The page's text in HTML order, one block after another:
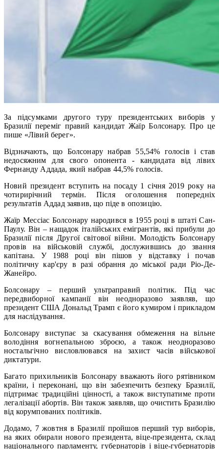
За підсумками другого туру президентських виборів у
Бразилії переміг правий кандидат Жаїр Болсонару. Про це
пише «Лівий берег».
Відзначають, що Болсонару набрав 55,54% голосів і став
недосяжним для свого опонента - кандидата від лівих
Фернанду Аддада, який набрав 44,5% голосів.
Новий президент вступить на посаду 1 січня 2019 року на
чотирирічний термін. Після оголошення попередніх
результатів Аддад заявив, що піде в опозицію.
Жаїр Мессіас Болсонару народився в 1955 році в штаті Сан-
Паулу. Він – нащадок італійських емігрантів, які прибули до
Бразилії після Другої світової війни. Молодість Болсонару
провів на військовій службі, дослужившись до звання
капітана. У 1988 році він пішов у відставку і почав
політичну кар'єру в разі обрання до міської ради Ріо-Де-
Жанейро.
Болсонару – перший ультраправий політик. Під час
передвиборної кампанії він неодноразово заявляв, що
президент США Дональд Трамп є його кумиром і прикладом
для наслідування.
Болсонару виступає за скасування обмеження на вільне
володіння вогнепальною зброєю, а також неодноразово
ностальгічно висловлювався на захист часів військової
диктатури.
Багато прихильників Болсонару вважають його рятівником
країни, і переконані, що він забезпечить безпеку Бразилії,
підтримає традиційні цінності, а також виступатиме проти
легалізації абортів. Він також заявляв, що очистить Бразилію
від корумпованих політиків.
Додамо, 7 жовтня в Бразилії пройшов перший тур виборів,
на яких обирали нового президента, віце-президента, склад
національного парламенту, губернаторів і віце-губернаторів